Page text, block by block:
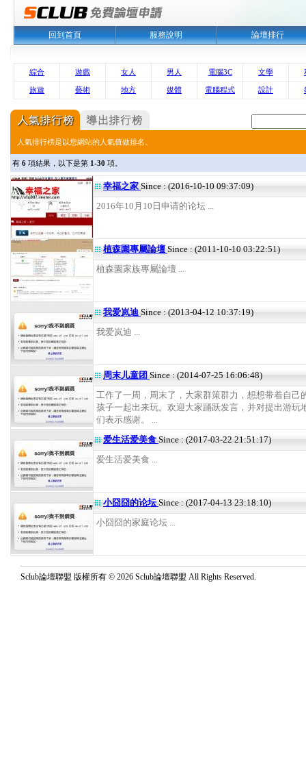
回到首頁 服務說明 論壇排行
綜合 遊戲 女人 男人 電腦3C 文學
旅遊 藝術 地方 媒體 電腦程式 設計
人氣排行榜是以您網站的人氣值做排名。
有 6 項結果，以下是第 1-30 項。
幸福之家Since : (2016-10-10 09:37:09)
2016年10月10日申请的论坛 ...
植森園專屬論壇 Since : (2011-10-10 03:22:51)
植森園家族專屬論壇 ...
我爱岚迪Since : (2013-04-12 10:37:19)
我爱岚迪 ...
周末儿童团 Since : (2014-07-25 16:06:48)
工作了一周，周末了，大家群策群力，想想带着自己
孩子一起出来玩。欢迎大家踊跃发言，并对提出游玩
们表示感谢。 ...
爱生活爱美食 Since : (2017-03-22 21:51:17)
爱生活爱美食 ...
小囧囧的论坛Since : (2017-04-13 23:18:10)
小囧囧的家庭论坛 ...
Sclub論壇聯盟 版權所有 © 2026 Sclub論壇聯盟 All Rights Reserved.